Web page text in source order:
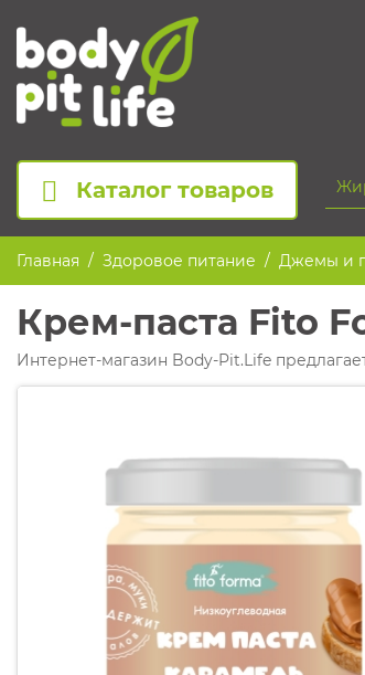
Каталог товаров
Главная Здоровое питание Джемы и
Крем-паста Fito
Интернет-магазин Body-Pit.Life